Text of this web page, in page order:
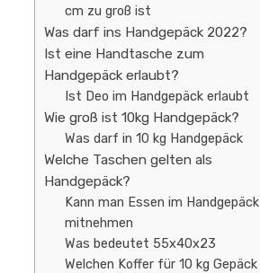
cm zu groß ist
Was darf ins Handgepäck 2022?
Ist eine Handtasche zum
Handgepäck erlaubt?
Ist Deo im Handgepäck erlaubt
Wie groß ist 10kg Handgepäck?
Was darf in 10 kg Handgepäck
Welche Taschen gelten als
Handgepäck?
Kann man Essen im Handgepäck
mitnehmen
Was bedeutet 55x40x23
Welchen Koffer für 10 kg Gepäck